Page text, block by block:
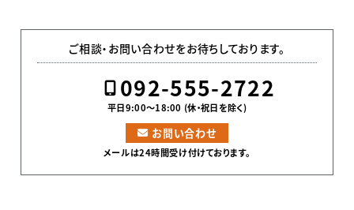
ご相談・お問い合わせをお待ちしております。
092-555-2722
平日9:00〜18:00 (休・祝日を除く)
お問い合わせ
メールは24時間受け付けております。